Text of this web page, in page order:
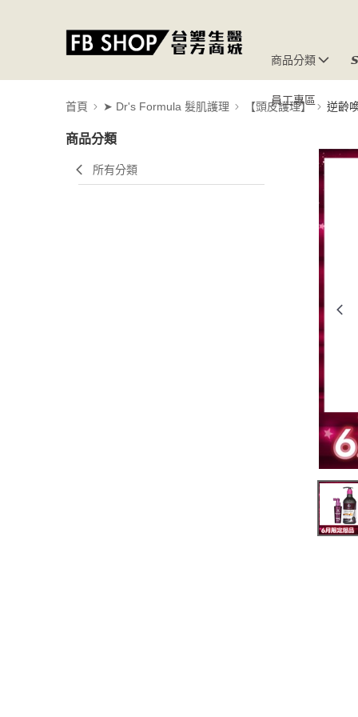
商品分類
員工專區
首頁 ➤ Dr's Formula 髮肌護理 【頭皮護理】 逆齡
商品分類
所有分類